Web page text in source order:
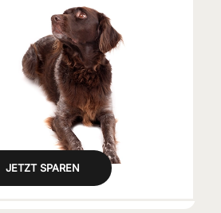
JETZT SPAREN